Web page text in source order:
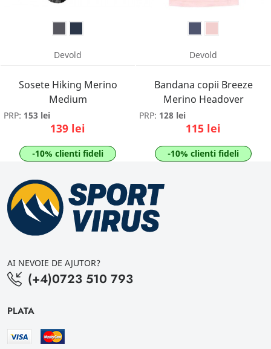
Devold
Sosete Hiking Merino
Medium
PRP: 153 lei
139 lei
-10% clienti fideli
Devold
Bandana copii Breeze
Merino Headover
PRP: 128 lei
115 lei
-10% clienti fideli
AI NEVOIE DE AJUTOR?
(+4)0723 510 793
PLATA